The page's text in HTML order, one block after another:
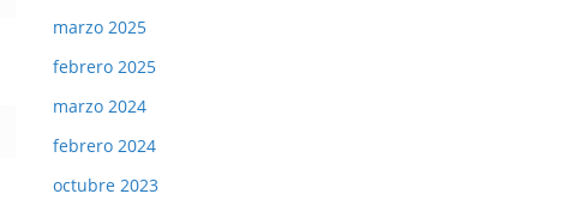
marzo 2025
febrero 2025
marzo 2024
febrero 2024
octubre 2023